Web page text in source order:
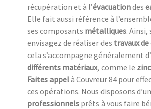
récupération et à l’évacuationdes
Elle fait aussi référence à
ses composants métalliques. Ainsi,
envisagez de réaliser des travaux
cela s’accompagne généralement
différents matériaux, comme le zinc
Faites appelà Couvreur 84 pour
ces opérations. Nous disposons
professionnels prêts à vous faire